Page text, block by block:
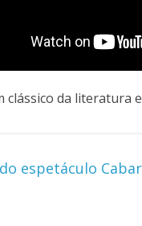
clássico da literatura
espetáculo